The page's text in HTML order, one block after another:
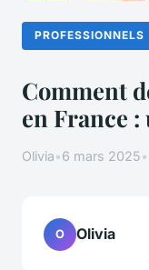
PROFESSIONNELS
Comment
en France
Olivia•6 mars 2025•
O Olivia